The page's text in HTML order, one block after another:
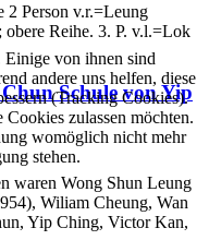
2 Person v.r.=Leung
obere Reihe. 3. P. v.l.=Lok
waren Wong Shun Leung
Wiliam Cheung, Wan
Yip Ching, Victor Kan,
Einige von ihnen sind
andere uns helfen, diese
(Tracking Cookies).
Cookies zulassen möchten.
womöglich nicht mehr
stehen.